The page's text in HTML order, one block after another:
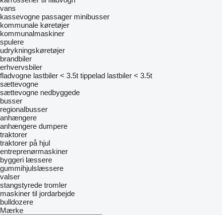
vans
kassevogne passager minibusser
kommunale køretøjer
kommunalmaskiner
spulere
udrykningskøretøjer
brandbiler
erhvervsbiler
fladvogne lastbiler < 3.5t tippelad lastbiler < 3.5t
sættevogne
sættevogne nedbyggede
busser
regionalbusser
anhængere
anhængere dumpere
traktorer
traktorer på hjul
entreprenørmaskiner
byggeri læssere
gummihjulslæssere
valser
stangstyrede tromler
maskiner til jordarbejde
bulldozere
Mærke